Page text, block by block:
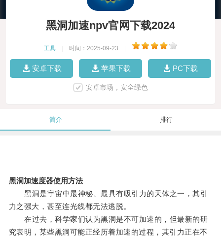
黑洞加速npv官网下载2024
工具 时间：2025-09-23
安卓下载 苹果下载 PC下载
安卓市场，安全绿色
简介 排行
黑洞加速度器使用方法
黑洞是宇宙中最神秘、最具有吸引力的天体之一，其引
力之强大，甚至连光线都无法逃脱。
在过去，科学家们认为黑洞是不可加速的，但最新的研
究表明，某些黑洞可能正经历着加速的过程，其引力正在不